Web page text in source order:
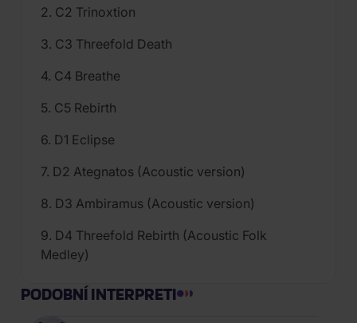
2. C2 Trinoxtion
3. C3 Threefold Death
4. C4 Breathe
5. C5 Rebirth
6. D1 Eclipse
7. D2 Ategnatos (Acoustic version)
8. D3 Ambiramus (Acoustic version)
9. D4 Threefold Rebirth (Acoustic Folk
Medley)
PODOBNÍ INTERPRETI